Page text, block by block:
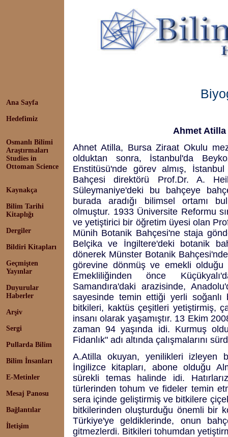
Ana Sayfa
Hedefimiz
Osmanlı Bilimi
Araştırmaları
Studies in
Ottoman Science
Kaynakça
Bilim Tarihi
Kitaplığı
Dergiler
Bildiri Kitapları
Geçmişten
Yayınlar
Duyurular
Haberler
Arşiv
Sergi
Pullarda Bilim
Bilim İnsanları
E-Metinler
Mesaj Panosu
Bağlantılar
İletişim
Ahmet Atilla
Ahnet Atilla, Bursa Ziraat Okulu
olduktan sonra, İstanbul'da
Enstitüsü'nde görev almış,
Bahçesi direktörü Prof.Dr. A.
Süleymaniye'deki bu bahçeye
burada aradığı bilimsel ortamı
olmuştur. 1933 Üniversite Reformu
ve yetiştirici bir öğretim üyesi olan
Münih Botanik Bahçesi'ne staja
Belçika ve İngiltere'deki botanik
dönerek Münster Botanik
görevine dönmüş ve emekli olduğu
Emekliliğinden önce
Samandıra'daki arazisinde,
sayesinde temin ettiği yerli
bitkileri, kaktüs çeşitleri yetiştirmiş,
insanı olarak yaşamıştır. 13 Ekim
zaman 94 yaşında idi. Kurmuş
Fidanlık" adı altında çalışmalarını
A.Atilla okuyan, yenilikleri izleyen
İngilizce kitapları, abone olduğu
sürekli temas halinde idi.
türlerinden tohum ve fideler temin
sera içinde geliştirmiş ve bitkilere
bitkilerinden oluşturduğu önemli bir
Türkiye'ye geldiklerinde, onun
gitmezlerdi. Bitkileri tohumdan